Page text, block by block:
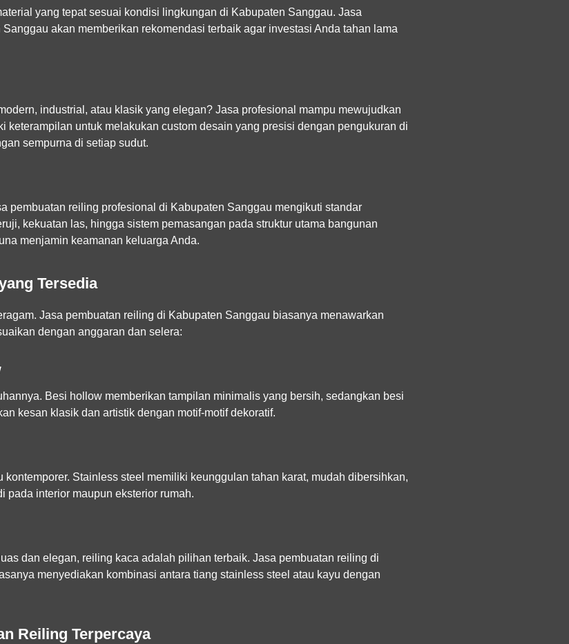
yang tepat sesuai kondisi lingkungan di Kabupaten Sanggau. Jasa
akan memberikan rekomendasi terbaik agar investasi Anda tahan lama
industrial, atau klasik yang elegan? Jasa profesional mampu mewujudkan
keterampilan untuk melakukan custom desain yang presisi dengan pengukuran di
sempurna di setiap sudut.
pembuatan reiling profesional di Kabupaten Sanggau mengikuti standar
kekuatan las, hingga sistem pemasangan pada struktur utama bangunan
menjamin keamanan keluarga Anda.
Tersedia
Jasa pembuatan reiling di Kabupaten Sanggau biasanya menawarkan
dengan anggaran dan selera:
Besi hollow memberikan tampilan minimalis yang bersih, sedangkan besi
kesan klasik dan artistik dengan motif-motif dekoratif.
Stainless steel memiliki keunggulan tahan karat, mudah dibersihkan,
pada interior maupun eksterior rumah.
dan elegan, reiling kaca adalah pilihan terbaik. Jasa pembuatan reiling di
menyediakan kombinasi antara tiang stainless steel atau kayu dengan
Reiling Terpercaya